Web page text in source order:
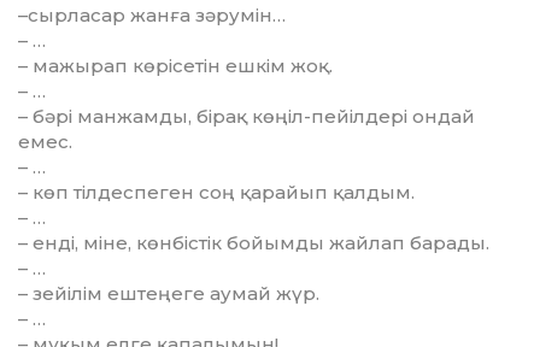
–сырласар жанға зәрумін…
– …
– мажырап көрісетін ешкім жоқ.
– …
– бәрі манжамды, бірақ көңіл-пейілдері ондай
емес.
– …
– көп тілдеспеген соң қа­райып қалдым.
– …
– енді, міне, көнбістік бо­йымды жайлап барады.
– …
– зейілім ештеңеге аумай жүр.
– …